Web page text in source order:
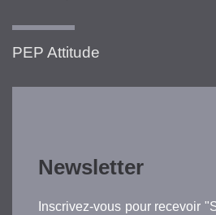
PEP Attitude
Newsletter
Inscrivez-vous pour recevoir